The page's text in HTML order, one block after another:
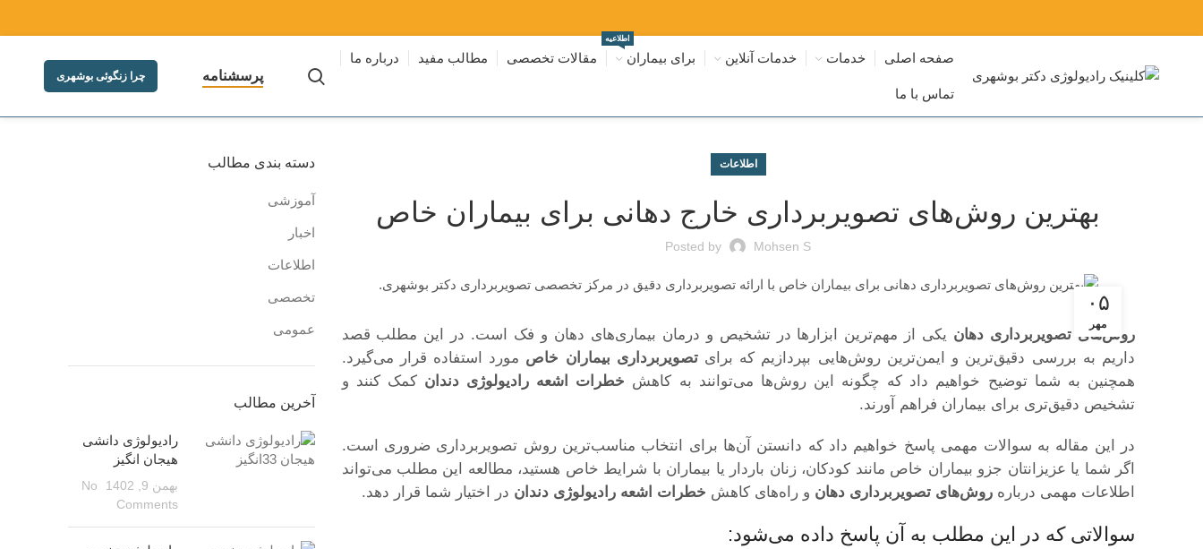
صفحه اصلی خدمات خدمات آنلاین برای بیماران
اطلاعیه
مقالات تخصصی مطالب مفید درباره ما
تماس با ما
پرسشنامه چرا زنگوئی بوشهری
اطلاعات
بهترین روش‌های تصویربرداری خارج دهانی برای بیماران خاص
Posted by Mohsen S
۰۵
مهر
روش‌های تصویربرداری دهان یکی از مهم‌ترین ابزارها در تشخیص و درمان بیماری‌های دهان و فک است. در این مطلب قصد
داریم به بررسی دقیق‌ترین و ایمن‌ترین روش‌هایی بپردازیم که برایتصویربرداری بیماران خاص مورد استفاده قرار می‌گیرد.
همچنین به شما توضیح خواهیم داد که چگونه این روش‌ها می‌توانند به کاهش خطرات اشعه رادیولوژی دندان کمک کنند و
تشخیص دقیق‌تری برای بیماران فراهم آورند.
در این مقاله به سوالات مهمی پاسخ خواهیم داد که دانستن آن‌ها برای انتخاب مناسب‌ترین روش تصویربرداری ضروری است.
اگر شما یا عزیزانتان جزو بیماران خاص مانند کودکان، زنان باردار یا بیماران با شرایط خاص هستید، مطالعه این مطلب می‌تواند
اطلاعات مهمی درباره روش‌های تصویربرداری دهان و راه‌های کاهش خطرات اشعه رادیولوژی دندان در اختیار شما قرار دهد.
سوالاتی که در این مطلب به آن پاسخ داده می‌شود:
دسته بندی مطالب
آموزشی
اخبار
اطلاعات
تخصصی
عمومی
آخرین مطالب
رادیولوژی دانشی
هیجان انگیز
بهمن 9, 1402
No
Comments